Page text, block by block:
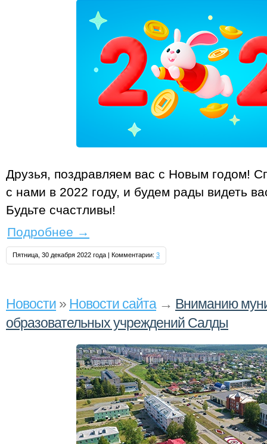
Друзья, поздравляем вас с Новым годом!
с нами в 2022 году, и будем рады видеть
Будьте счастливы!
Подробнее →
Пятница, 30 декабря 2022 года | Комментарии: 3
Новости » Новости сайта→ Вниманию
образовательных учреждений Салды